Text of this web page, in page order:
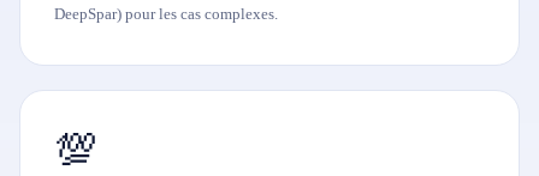
DeepSpar) pour les cas complexes.
💯